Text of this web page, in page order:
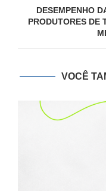
DESEMPENHO
PRODUTORES DE
VOCÊ